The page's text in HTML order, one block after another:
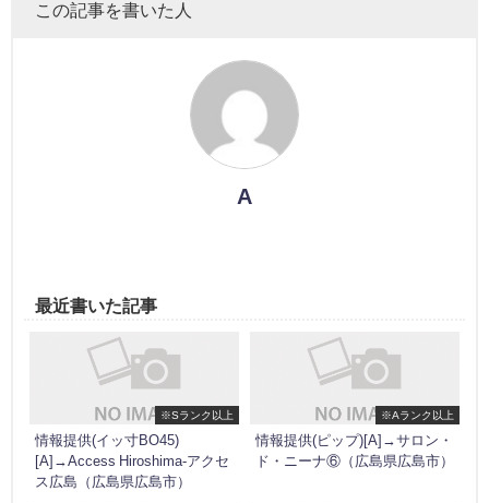
この記事を書いた人
A
最近書いた記事
※Sランク以上
情報提供(イッ寸BO45)
[A]→Access Hiroshima-アクセ
ス広島（広島県広島市）
※Aランク以上
情報提供(ピップ)[A]→サロン・
ド・ニーナ⑥（広島県広島市）